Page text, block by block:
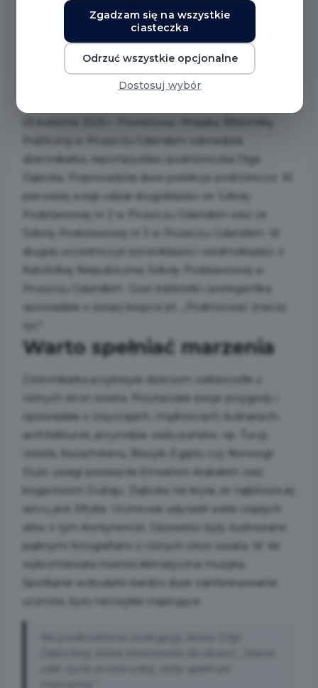
MIEJSKIEJ BIBLIOTECE
PUBLICZNEJ W
PRUSZCZU GDAŃSKIM
dziennikarka, reportażystka i podróżniczka Olga
Dębicka. Poprowadziła dwie prelekcje podróżnicze. W
pierwszej wzięli udział drugoklasiści ze Szkoły
Podstawowej nr 2 w Pruszczu Gdańskim oraz ze
Szkoły Podstawowej nr 3 w Pruszczu Gdańskim. W
drugiej uczestniczyli szóstoklasiści i siódmoklasiści z
Katolickiej Niepublicznej Szkoły Podstawowej w
Pruszczu Gdańskim. Gość biblioteki i prelegentka
opowiadała o swojej książce pt. „Podróżować znaczy
Warto spełniać marzenia
Dziennikarka przybliżyła dzieciom ciekawostki z
różnych stron świata. Przytaczała swoje przygody i
opowiadała o zwyczajach, mądrościach, kulinariach,
architekturze, przyrodzie wielu państw, np. Turcji,
Izraela, Kazachstanu, Brazylii, Egiptu czy Norwegii.
Dużo uwagi poświęciła Emiratom Arabskim oraz
bogactwom Dubaju. Dębicka nie kryła, że najbliższa jej
sercu jest Afryka. Uczniowie usłyszeli wiele ciepłych
słów o tym kontynencie. Opowieści były ilustrowane
pięknymi fotografiami z różnych stron świata. W tle
wybrzmiewała również klimatyczna muzyka.
Spotkanie wzbudziło bardzo duże zainteresowanie
uczniów, było niezwykle inspirujące.
Zgadzam się na wszystkie
ciasteczka
Odrzuć wszystkie opcjonalne
Dostosuj wybór